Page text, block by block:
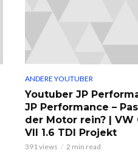
ANDERE YOUTUBER
Youtuber JP
JP Performance –
der Motor rein? | VW
VII 1.6 TDI Projekt
391 views 2 min read